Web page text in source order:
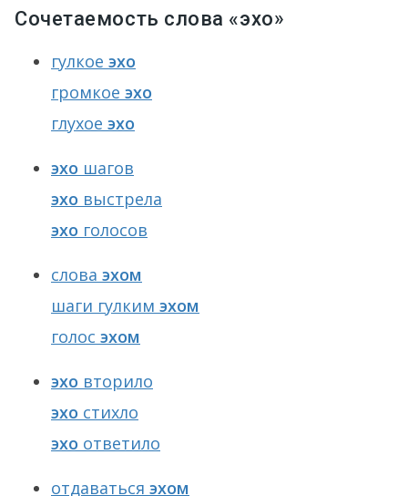
Сочетаемость слова «эхо»
гулкое эхо
громкое эхо
глухое эхо
эхо шагов
эхо выстрела
эхо голосов
слова эхом
шаги гулким эхом
голос эхом
эхо вторило
эхо стихло
эхо ответило
отдаваться эхом